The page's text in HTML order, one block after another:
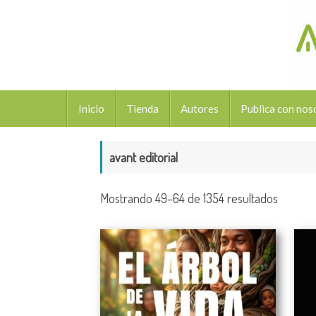
contenido
Inicio Tienda Autores Publica con
avant editorial
Mostrando 49–64 de 1354 resultados
los